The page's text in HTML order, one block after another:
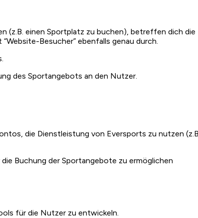
(z.B. einen Sportplatz zu buchen), betreffen dich
Besucher” ebenfalls genau durch.
des Sportangebots an den Nutzer.
die Dienstleistung von Eversports zu nutzen
Buchung der Sportangebote zu ermöglichen
für die Nutzer zu entwickeln.